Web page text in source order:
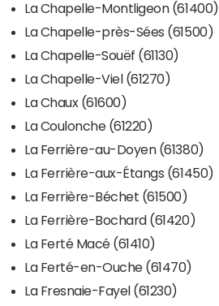
La Chapelle-Montligeon (61400)
La Chapelle-près-Sées (61500)
La Chapelle-Souëf (61130)
La Chapelle-Viel (61270)
La Chaux (61600)
La Coulonche (61220)
La Ferrière-au-Doyen (61380)
La Ferrière-aux-Étangs (61450)
La Ferrière-Béchet (61500)
La Ferrière-Bochard (61420)
La Ferté Macé (61410)
La Ferté-en-Ouche (61470)
La Fresnaie-Fayel (61230)